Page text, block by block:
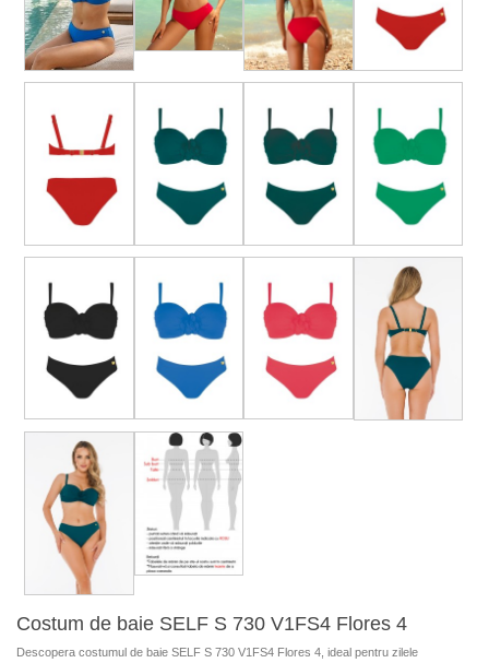
Costum de baie SELF S 730 V1FS4 Flores 4
Descopera costumul de baie SELF S 730 V1FS4 Flores 4, ideal pentru zilele